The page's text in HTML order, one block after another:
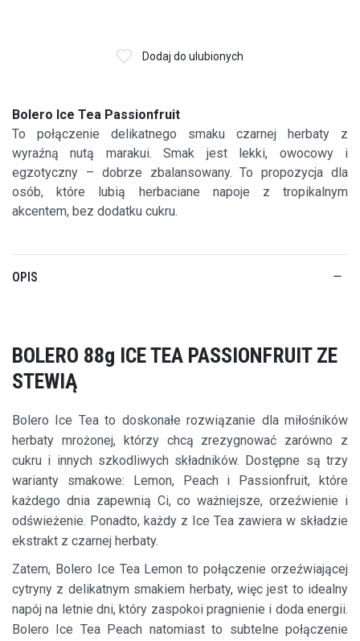
Dodaj do ulubionych
Bolero Ice Tea Passionfruit
To połączenie delikatnego smaku czarnej herbaty z
wyraźną nutą marakui. Smak jest lekki, owocowy i
egzotyczny – dobrze zbalansowany. To propozycja dla
osób, które lubią herbaciane napoje z tropikalnym
akcentem, bez dodatku cukru.
OPIS
BOLERO 88g ICE TEA PASSIONFRUIT ZE
STEWIĄ
Bolero Ice Tea to doskonałe rozwiązanie dla miłośników
herbaty mrożonej, którzy chcą zrezygnować zarówno z
cukru i innych szkodliwych składników. Dostępne są trzy
warianty smakowe: Lemon, Peach i Passionfruit, które
każdego dnia zapewnią Ci, co ważniejsze, orzeźwienie i
odświeżenie. Ponadto, każdy z Ice Tea zawiera w składzie
ekstrakt z czarnej herbaty.
Zatem, Bolero Ice Tea Lemon to połączenie orzeźwiającej
cytryny z delikatnym smakiem herbaty, więc jest to idealny
napój na letnie dni, który zaspokoi pragnienie i doda energii.
Bolero Ice Tea Peach natomiast to subtelne połączenie